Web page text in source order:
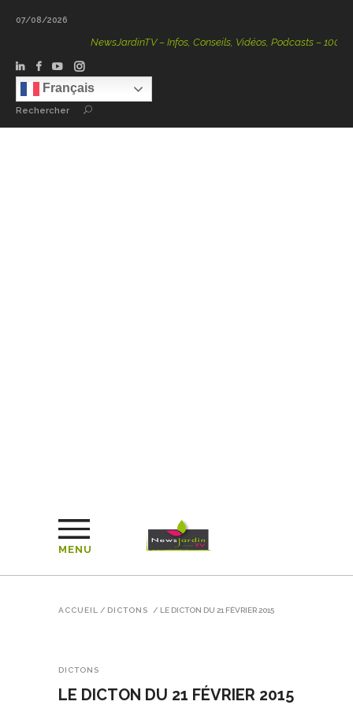
07/08/2026
NewsJardinTV – Infos, Conseils, Vidéos, Podcasts – 100 %
Français
Rechercher
MENU
ACCUEIL / DICTONS / LE DICTON DU 21 FÉVRIER 2015
DICTONS
LE DICTON DU 21 FÉVRIER 2015